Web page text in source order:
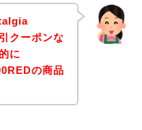
クーポンな
に
の商品